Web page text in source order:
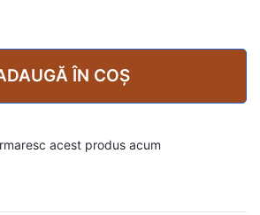
ÎN COȘ
acest produs acum